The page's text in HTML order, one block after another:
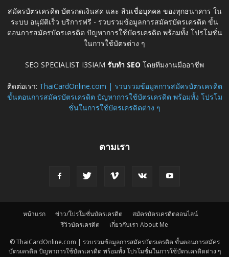
สมัครบัตรเครดิต บัตรกดเงินสด และ สินเชื่อบุคคล ของทุกธนาคาร ใน
ระบบ อนุมัติเร็ว บริการฟรี - รวบรวมข้อมูลการสมัครบัตรเครดิต ขั้น
ตอนการสมัครบัตรเครดิต ปัญหาการใช้บัตรเครดิต พร้อมทั้ง โปรโมชั่น
ในการใช้บัตรต่าง ๆ
SEO SPECIALIST I3SIAM รับทำ SEO โดยทีมงานมืออาชีพ
ติดต่อเรา: ThaiCardOnline.com | รวบรวมข้อมูลการสมัครบัตรเครดิต
ขั้นตอนการสมัครบัตรเครดิต ปัญหาการใช้บัตรเครดิต พร้อมทั้ง โปรโม
ชั่นในการใช้บัตรเครดิตต่าง ๆ
ตามเรา
หน้าแรก ข่าว/โปรโมชั่นบัตรเครดิต
สมัครบัตรเครดิตออนไลน์
รีวิวบัตรเครดิต
เกี่ยวกับเรา About Me
© ThaiCardOnline.com | รวบรวมข้อมูลการสมัครบัตรเครดิต ขั้นตอนการสมัคร
บัตรเครดิต ปัญหาการใช้บัตรเครดิต พร้อมทั้ง โปรโมชั่นในการใช้บัตรเครดิตต่าง ๆ